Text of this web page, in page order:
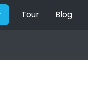
Tour Blog